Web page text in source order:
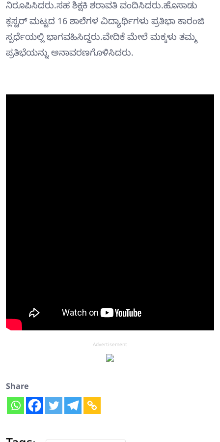
ನಿರೂಪಿಸಿದರು.ಸಹ ಶಿಕ್ಷಕಿ ಶರಾವತಿ ವಂದಿಸಿದರು.ಹೊಸಾಡು
ಕ್ಲಸ್ಟರ್ ಮಟ್ಟದ 16 ಶಾಲೆಗಳ ವಿದ್ಯಾರ್ಥಿಗಳು ಪ್ರತಿಭಾ ಕಾರಂಜಿ
ಸ್ಪರ್ಧೆಯಲ್ಲಿ ಭಾಗವಹಿಸಿದ್ದರು.ವೇದಿಕೆ ಮೇಲೆ ಮಕ್ಕಳು ತಮ್ಮ
ಪ್ರತಿಭೆಯನ್ನು ಅನಾವರಣಗೊಳಿಸಿದರು.
Advertisement
Share